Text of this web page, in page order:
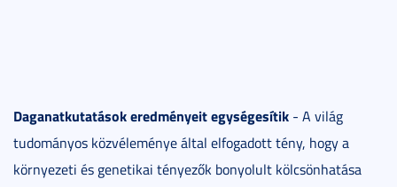
Daganatkutatások eredményeit egységesítik - A világ
tudományos közvéleménye által elfogadott tény, hogy a
környezeti és genetikai tényezők bonyolult kölcsönhatása